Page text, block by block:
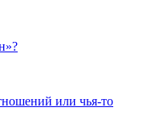
или чья-то